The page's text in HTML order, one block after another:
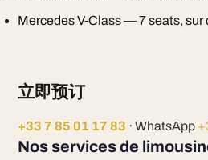
Mercedes V-Class — 7 seats, sur
立即预订
+33 7 85 01 17 83 · WhatsApp
Nos services de